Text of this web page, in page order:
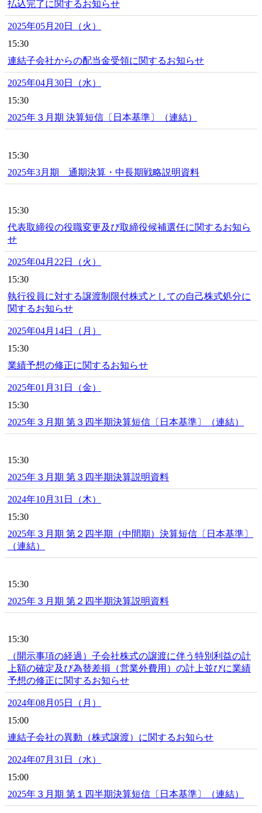
払込完了に関するお知らせ
2025年05月20日（火）
15:30
連結子会社からの配当金受領に関するお知らせ
2025年04月30日（水）
15:30
2025年３月期 決算短信〔日本基準〕（連結）
15:30
2025年3月期 通期決算・中長期戦略説明資料
15:30
代表取締役の役職変更及び取締役候補選任に関するお知ら
せ
2025年04月22日（火）
15:30
執行役員に対する譲渡制限付株式としての自己株式処分に
関するお知らせ
2025年04月14日（月）
15:30
業績予想の修正に関するお知らせ
2025年01月31日（金）
15:30
2025年３月期 第３四半期決算短信〔日本基準〕（連結）
15:30
2025年３月期 第３四半期決算説明資料
2024年10月31日（木）
15:30
2025年３月期 第２四半期（中間期）決算短信〔日本基準〕
（連結）
15:30
2025年３月期 第２四半期決算説明資料
15:30
（開示事項の経過）子会社株式の譲渡に伴う特別利益の計
上額の確定及び為替差損（営業外費用）の計上並びに業績
予想の修正に関するお知らせ
2024年08月05日（月）
15:00
連結子会社の異動（株式譲渡）に関するお知らせ
2024年07月31日（水）
15:00
2025年３月期 第１四半期決算短信〔日本基準〕（連結）